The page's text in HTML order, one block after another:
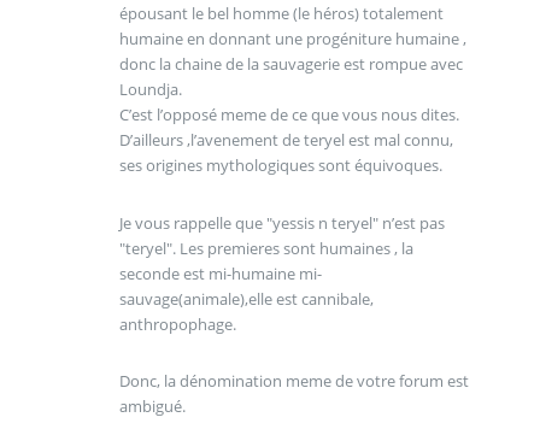
épousant le bel homme (le héros) totalement
humaine en donnant une progéniture humaine ,
donc la chaine de la sauvagerie est rompue avec
Loundja.
C’est l’opposé meme de ce que vous nous dites.
D’ailleurs ,l’avenement de teryel est mal connu,
ses origines mythologiques sont équivoques.
Je vous rappelle que "yessis n teryel" n’est pas
"teryel". Les premieres sont humaines , la
seconde est mi-humaine mi-
sauvage(animale),elle est cannibale,
anthropophage.
Donc, la dénomination meme de votre forum est
ambigué.